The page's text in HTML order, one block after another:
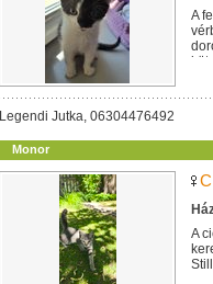
A
Legendi Jutka, 06304476492
Monor
A